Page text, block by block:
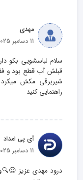
مهدی
11 دسامبر 2025
سلام لباسشویی بکو
قبلش آب قطع بود و
شیربرقی مکش میکرد
راهنمایی کنید
آی پی امداد
11 دسامبر 2025